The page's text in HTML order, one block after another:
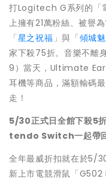
打Logitech G系列的「
上擁有21萬粉絲、被譽
「星之祝福」與「傾城
家下殺75折。音樂不離
9）當天，Ultimate
耳機等商品，滿額輸碼
走！
5/30正式日全館下殺5
tendo Switch一起帶
全年最威折扣就在於5/
新上市電競滑鼠「G502